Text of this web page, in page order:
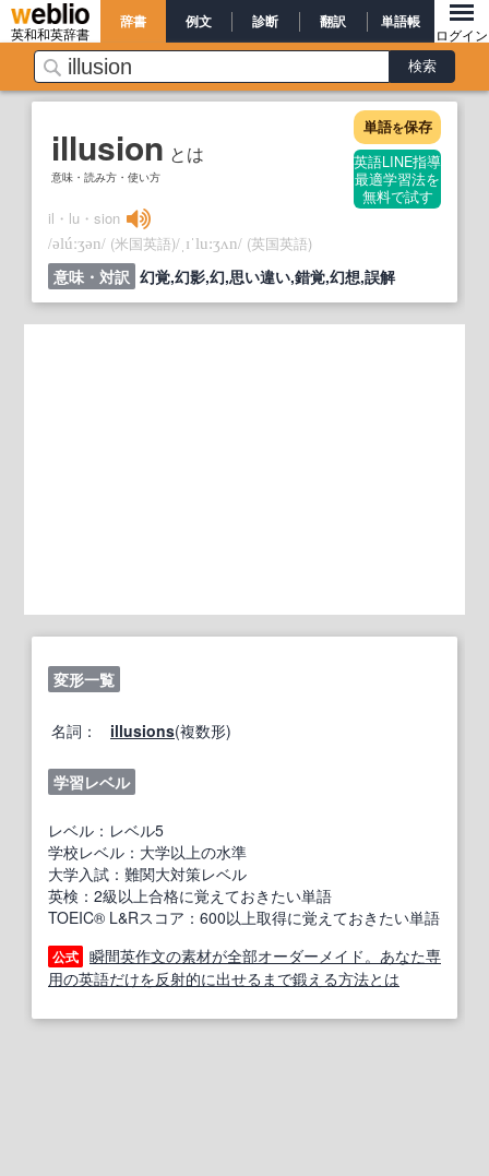
英和和英辞書
辞書 例文 診断 翻訳 単語帳
ログイン
illusion とは
意味・読み方・使い方
単語を保存
英語LINE指導
最適学習法を
無料で試す
il・lu・sion
/əlúːʒən/ (米国英語)/ ˌɪˈlu:ʒʌn/ (英国英語)
意味・対訳 幻覚,幻影,幻,思い違い,錯覚,幻想,誤解
変形一覧
名詞： illusions(複数形)
学習レベル
レベル：レベル5
学校レベル：大学以上の水準
大学入試：難関大対策レベル
英検：2級以上合格に覚えておきたい単語
TOEIC® L&Rスコア：600以上取得に覚えておきたい単語
公式 瞬間英作文の素材が全部オーダーメイド。あなた専
用の英語だけを反射的に出せるまで鍛える方法とは